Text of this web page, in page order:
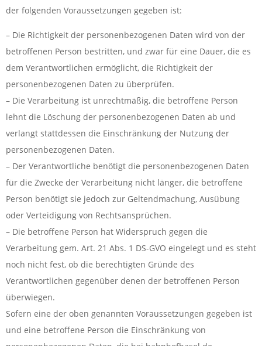
der folgenden Voraussetzungen gegeben ist:
– Die Richtigkeit der personenbezogenen Daten wird von der
betroffenen Person bestritten, und zwar für eine Dauer, die es
dem Verantwortlichen ermöglicht, die Richtigkeit der
personenbezogenen Daten zu überprüfen.
– Die Verarbeitung ist unrechtmäßig, die betroffene Person
lehnt die Löschung der personenbezogenen Daten ab und
verlangt stattdessen die Einschränkung der Nutzung der
personenbezogenen Daten.
– Der Verantwortliche benötigt die personenbezogenen Daten
für die Zwecke der Verarbeitung nicht länger, die betroffene
Person benötigt sie jedoch zur Geltendmachung, Ausübung
oder Verteidigung von Rechtsansprüchen.
– Die betroffene Person hat Widerspruch gegen die
Verarbeitung gem. Art. 21 Abs. 1 DS-GVO eingelegt und es steht
noch nicht fest, ob die berechtigten Gründe des
Verantwortlichen gegenüber denen der betroffenen Person
überwiegen.
Sofern eine der oben genannten Voraussetzungen gegeben ist
und eine betroffene Person die Einschränkung von